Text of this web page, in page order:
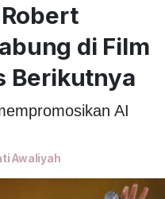
di Film
Berikutnya
AI
Awaliyah